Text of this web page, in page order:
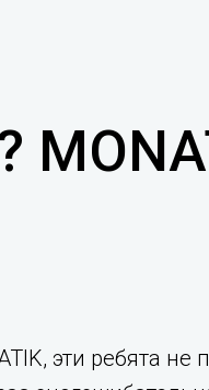
эти ребята не